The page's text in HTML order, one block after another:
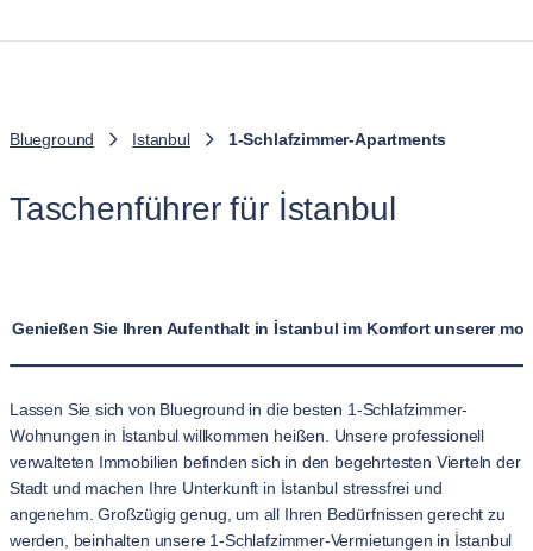
Blueground Istanbul 1-Schlafzimmer-Apartments
Taschenführer für İstanbul
Genießen Sie Ihren Aufenthalt in İstanbul im Komfort unserer
Lassen Sie sich von Blueground in die besten 1-Schlafzimmer-
Wohnungen in İstanbul willkommen heißen. Unsere professionell
verwalteten Immobilien befinden sich in den begehrtesten Vierteln der
Stadt und machen Ihre Unterkunft in İstanbul stressfrei und
angenehm. Großzügig genug, um all Ihren Bedürfnissen gerecht zu
werden, beinhalten unsere 1-Schlafzimmer-Vermietungen in İstanbul